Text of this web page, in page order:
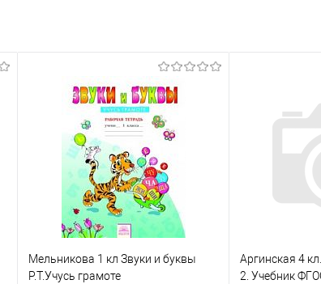
Мельникова 1 кл Звуки и буквы
Р.Т.Учусь грамоте
Аргинская 4
2. Учебник